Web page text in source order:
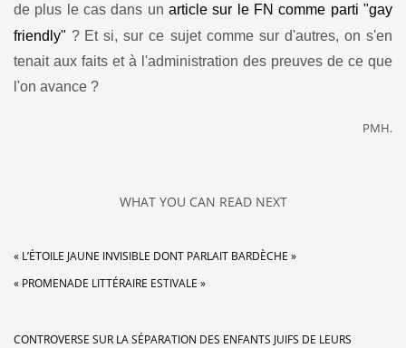
de plus le cas dans un article sur le FN comme parti "gay
friendly" ? Et si, sur ce sujet comme sur d'autres, on s'en
tenait aux faits et à l'administration des preuves de ce que
l'on avance ?
PMH.
WHAT YOU CAN READ NEXT
« L’ÉTOILE JAUNE INVISIBLE DONT PARLAIT BARDÈCHE »
« PROMENADE LITTÉRAIRE ESTIVALE »
CONTROVERSE SUR LA SÉPARATION DES ENFANTS JUIFS DE LEURS